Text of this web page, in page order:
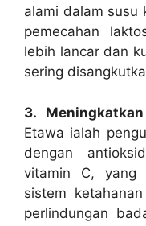
alami dalam susu
pemecahan
lebih lancar dan
sering
3.
Etawa ialah
dengan
vitamin C, yang
sistem
perlindungan